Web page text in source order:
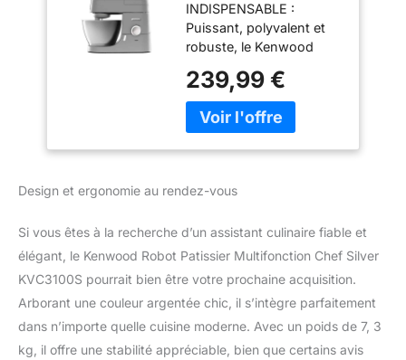
Silver KVC3100S,
Moteur
Professionnel
1000W, Corps
Metal, Bol 4,6L,
Fouet, Batteur K,
Petrin, Variateur de
Vitesse
INDISPENSABLE :
Puissant, polyvalent et
robuste, le Kenwood
rapidement
indispensable. Corps en
métal avec finition silver
un bol en acier
des résultats optimal
MOUVEMENT
PLANÉTAIRE : Le
permet de mélanger et
pétrir les ingrédients de
manière optimale pour
239,99 €
Design et ergonomie au rendez-vous
Si vous êtes à la recherche d’un assistant culinaire fiable et
élégant, le Kenwood Robot Patissier Multifonction Chef Silver
KVC3100S pourrait bien être votre prochaine acquisition.
Arborant une couleur argentée chic, il s’intègre parfaitement
dans n’importe quelle cuisine moderne. Avec un poids de 7, 3
kg, il offre une stabilité appréciable, bien que certains avis